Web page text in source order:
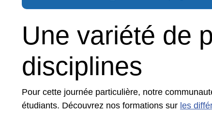
Une variété de
disciplines
Pour cette journée particulière, notre
étudiants. Découvrez nos formations sur les